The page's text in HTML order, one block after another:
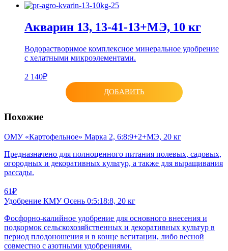
Акварин 13, 13-41-13+МЭ, 10 кг
Водорастворимое комплексное минеральное удобрение
с хелатными микроэлементами.
2 140₽
ДОБАВИТЬ
Похожие
ОМУ «Картофельное» Марка 2, 6:8:9+2+МЭ, 20 кг
Предназначено для полноценного питания полевых, садовых,
огородных и декоративных культур, а также для выращивания
рассады.
61₽
Удобрение КМУ Осень 0:5:18:8, 20 кг
Фосфорно-калийное удобрение для основного внесения и
подкормок сельскохозяйственных и декоративных культур в
период плодоношения и в конце вегитации, либо весной
совместно с азотными удобрениями.